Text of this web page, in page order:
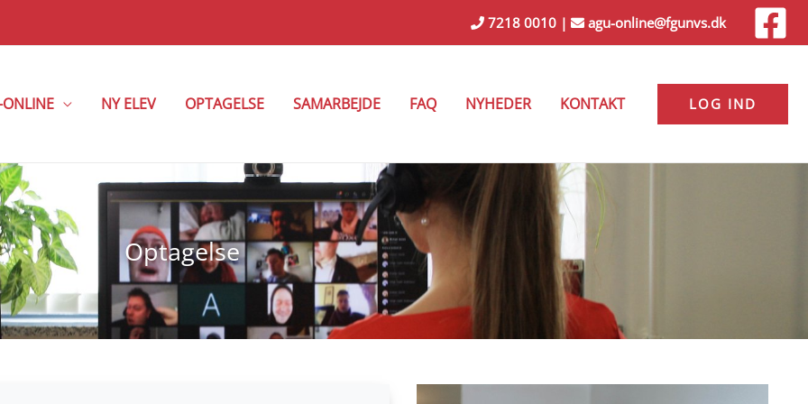
7218 0010 | agu-online@fgunvs.dk
NY ELEV OPTAGELSE SAMARBEJDE FAQ NYHEDER KONTAKT LOG IND
Optagelse